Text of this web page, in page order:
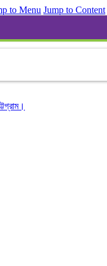
to Menu Jump to Content